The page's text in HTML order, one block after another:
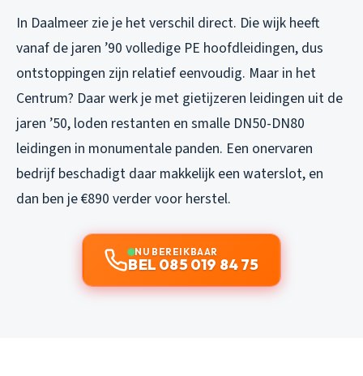
In Daalmeer zie je het verschil direct. Die wijk heeft
vanaf de jaren ’90 volledige PE hoofdleidingen, dus
ontstoppingen zijn relatief eenvoudig. Maar in het
Centrum? Daar werk je met gietijzeren leidingen uit de
jaren ’50, loden restanten en smalle DN50-DN80
leidingen in monumentale panden. Een onervaren
bedrijf beschadigt daar makkelijk een waterslot, en
dan ben je €890 verder voor herstel.
NU BEREIKBAAR
BEL 085 019 84 75